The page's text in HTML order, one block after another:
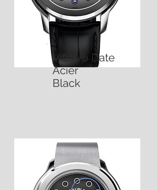
Vitruve Date
Acier
Black